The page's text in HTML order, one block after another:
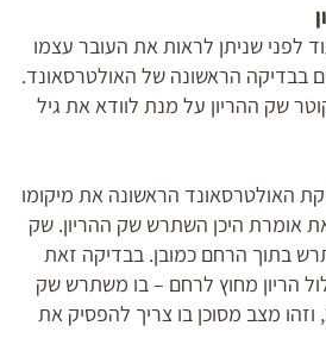
לפני שניתן לראות את העובר עצמו
בבדיקה הראשונה של האולטרסאונד.
שק ההריון על מנת לוודא את גיל
האולטרסאונד הראשונה את מיקומו
אומרת היכן השתרש שק ההריון. שק
בתוך הרחם כמובן. בבדיקה זאת
הריון מחוץ לרחם – בו משתרש שק
וזהו מצב מסוכן בו צריך להפסיק את